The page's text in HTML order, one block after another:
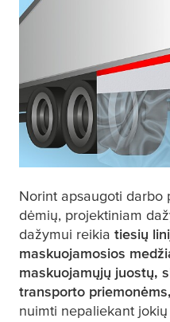
Norint apsaugoti darbo
dėmių, projektiniam
dažymui reikia tiesių
maskuojamosios
maskuojamųjų juostų,
transporto
nuimti nepaliekant